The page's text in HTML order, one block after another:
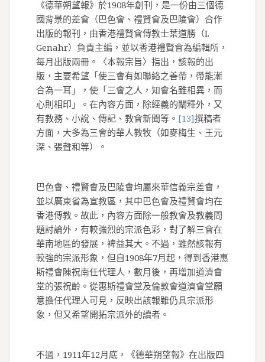
《德華朔望報》於1908年創刊，是一份由三個德
國背景的差會（巴色會、禮賢會及巴陵會）合作
出版的報刊，由香港禮賢會傳教士葉道勝（I.
Genahr）負責主編，並以香港禮賢會為編輯所，
每月出版兩冊。〈本報宗旨〉指出，該報的出
版，主要希望「使三會有如聯絡之善帶，帶能漸
合為一耳」，使「三會之人，知會名雖相異，而
心則相印」。在內容方面，除經義的闡釋外，又
有教務、小說、傳記、教會新聞等。 [13]撰稿者
方面，大多為三會的華人教牧（如麥梅生、王元
深、張聲和等）。
巴色會、禮賢會及巴陵會均屬來華信義宗差會，
並以廣東省為宣教區，其中巴色會及禮賢會均在
香港傳教。故此，內容方面除一般教會及教義問
題討論外，有較強烈的宗派色彩，對了解三會在
華南地區的發展，裨益其大。不過，雖然該報有
較強的宗派形象，但自1908年7月起，得到香港惠
斯禮會陳祝南任代理人，數月後，再增加道濟會
堂的張祝齡。從惠斯禮會堂及倫敦會道濟會堂願
意擔任代理人可見，反映出該報雖仍具宗派形
象，但又希望開拓宗派外的讀者。
不過，1911年12月底，《德華朔望報》在出版四